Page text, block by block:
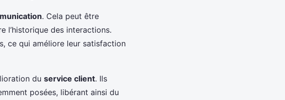
. Cela peut être
l’historique des interactions.
ce qui améliore leur satisfaction
du service client. Ils
posées, libérant ainsi du